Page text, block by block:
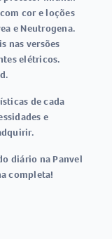
cor e loções
e Neutrogena.
nas versões
elétricos.
de cada
e
diário na Panvel
completa!